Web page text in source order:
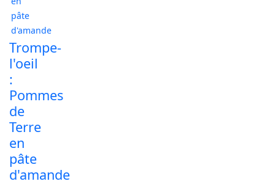
Trompe-
l'oeil
:
Pommes
de
Terre
en
pâte
d'amande